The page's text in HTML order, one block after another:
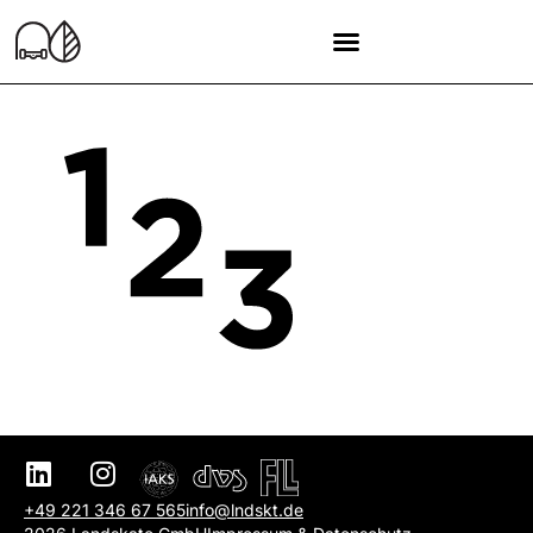
+49 221 346 67 565info@lndskt.de